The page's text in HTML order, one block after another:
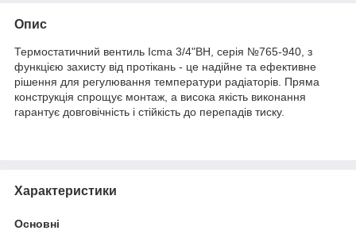
Опис
Термостатичний вентиль Icma 3/4"ВН, серія №765-940, з
функцією захисту від протікань - це надійне та ефективне
рішення для регулювання температури радіаторів. Пряма
конструкція спрощує монтаж, а висока якість виконання
гарантує довговічність і стійкість до перепадів тиску.
Характеристики
Основні